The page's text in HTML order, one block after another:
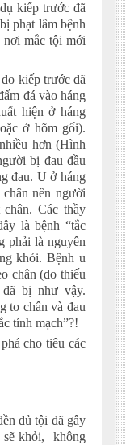
kiếp trước đã
phạt lâm bệnh
mắc tội mới
kiếp trước đã
đá vào háng
hiện ở háng
ở hõm gối).
hơn (Hình
bị đau đầu
đau. U ở háng
nên người
Các thầy
là bệnh “tắc
phải là nguyên
khỏi. Bệnh u
chân (do thiếu
bị như vậy.
to chân và đau
tính mạch”?!
cho tiêu các
đủ tội đã gây
sẽ khỏi, không